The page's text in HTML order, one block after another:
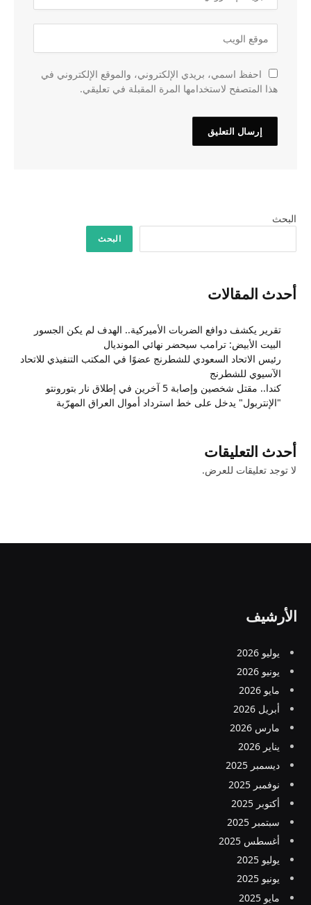
احفظ اسمي، بريدي الإلكتروني، والموقع الإلكتروني في
هذا المتصفح لاستخدامها المرة المقبلة في تعليقي.
البحث
البحث
أحدث المقالات
تقرير يكشف دوافع الضربات الأميركية.. الهدف لم يكن الجسور
البيت الأبيض: ترامب سيحضر نهائي المونديال
رئيس الاتحاد السعودي للشطرنج عضوًا في المكتب التنفيذي للاتحاد
الآسيوي للشطرنج
كندا.. مقتل شخصين وإصابة 5 آخرين في إطلاق نار بتورونتو
"الإنتربول" يدخل على خط استرداد أموال العراق المهرّبة
أحدث التعليقات
لا توجد تعليقات للعرض.
الأرشيف
يوليو 2026
يونيو 2026
مايو 2026
أبريل 2026
مارس 2026
يناير 2026
ديسمبر 2025
نوفمبر 2025
أكتوبر 2025
سبتمبر 2025
أغسطس 2025
يوليو 2025
يونيو 2025
مايو 2025